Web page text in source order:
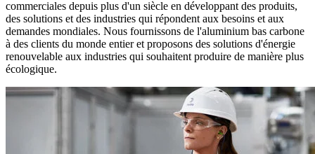
commerciales depuis plus d'un siècle en développant des produits,
des solutions et des industries qui répondent aux besoins et aux
demandes mondiales. Nous fournissons de l'aluminium bas carbone
à des clients du monde entier et proposons des solutions d'énergie
renouvelable aux industries qui souhaitent produire de manière plus
écologique.